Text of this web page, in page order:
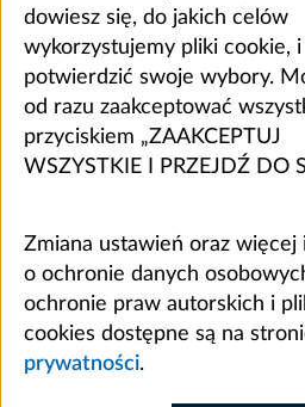
dowiesz się, do jakich celów
wykorzystujemy pliki cookie, i
potwierdzić swoje wybory.
od razu zaakceptować
przyciskiem „ZAAKCEPTUJ
WSZYSTKIE I PRZEJDŹ DO
Zmiana ustawień oraz więcej
o ochronie danych
ochronie praw autorskich i
cookies dostępne są na
prywatności.